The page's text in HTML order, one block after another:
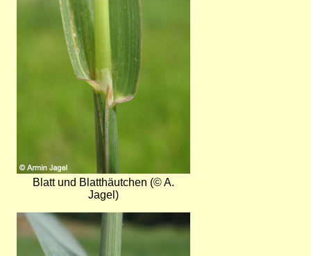
Blatt und Blatthäutchen (© A.
Jagel)
Bild